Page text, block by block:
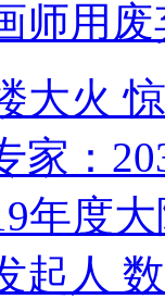
师用
大火
家：
年度
起人